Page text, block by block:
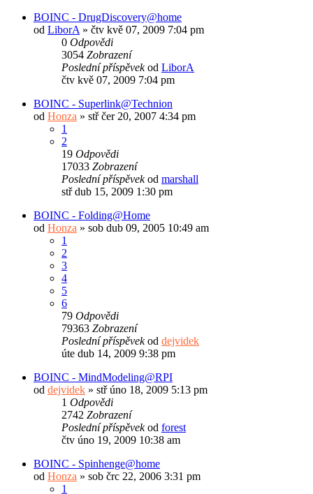
BOINC - DrugDiscovery@home
od LiborA » čtv kvě 07, 2009 7:04 pm
0 Odpovědi
3054 Zobrazení
Poslední příspěvekod LiborA
čtv kvě 07, 2009 7:04 pm
BOINC - Superlink@Technion
od Honza » stř čer 20, 2007 4:34 pm
1
2
19 Odpovědi
17033 Zobrazení
Poslední příspěvekod marshall
stř dub 15, 2009 1:30 pm
BOINC - Folding@Home
od Honza » sob dub 09, 2005 10:49 am
1
2
3
4
5
6
79 Odpovědi
79363 Zobrazení
Poslední příspěvekod dejvidek
úte dub 14, 2009 9:38 pm
BOINC - MindModeling@RPI
od dejvidek » stř úno 18, 2009 5:13 pm
1 Odpovědi
2742 Zobrazení
Poslední příspěvekod forest
čtv úno 19, 2009 10:38 am
BOINC - Spinhenge@home
od Honza » sob črc 22, 2006 3:31 pm
1